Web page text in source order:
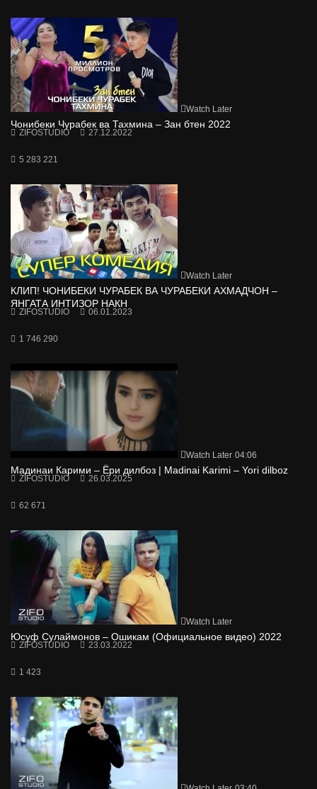
Watch Later
Чонибеки Чурабек ва Тахмина – Зан бтен 2022
ZIFOSTUDIO 27.12.2022
5 283 221
Watch Later
КЛИП! ЧОНИБЕКИ ЧУРАБЕК ВА ЧУРАБЕКИ АХМАДЧОН –
ЯНГАТА ИНТИЗОР НАКН
ZIFOSTUDIO 06.01.2023
1 746 290
Watch Later 04:06
Мадинаи Карими – Ёри дилбоз | Madinai Karimi – Yori dilboz
ZIFOSTUDIO 26.03.2025
62 671
Watch Later
Юсуф Сулаймонов – Ошикам (Официальное видео) 2022
ZIFOSTUDIO 23.03.2022
1 423